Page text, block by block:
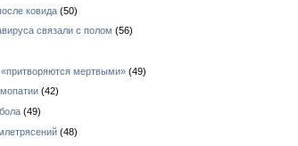
ковида (50)
связали с полом (56)
мертвыми» (49)
(42)
(49)
(48)